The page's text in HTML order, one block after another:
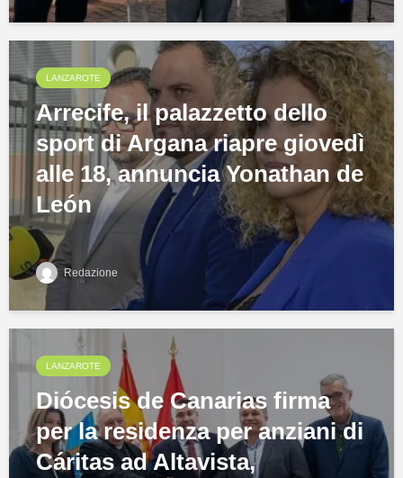
LANZAROTE
Arrecife, il palazzetto dello
sport di Argana riapre giovedì
alle 18, annuncia Yonathan de
León
Redazione
LANZAROTE
Diócesis de Canarias firma
per la residenza per anziani di
Cáritas ad Altavista,